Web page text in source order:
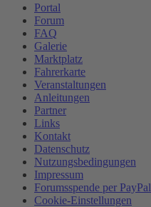
Portal
Forum
FAQ
Galerie
Marktplatz
Fahrerkarte
Veranstaltungen
Anleitungen
Partner
Links
Kontakt
Datenschutz
Nutzungsbedingungen
Impressum
Forumsspende per PayPal
Cookie-Einstellungen